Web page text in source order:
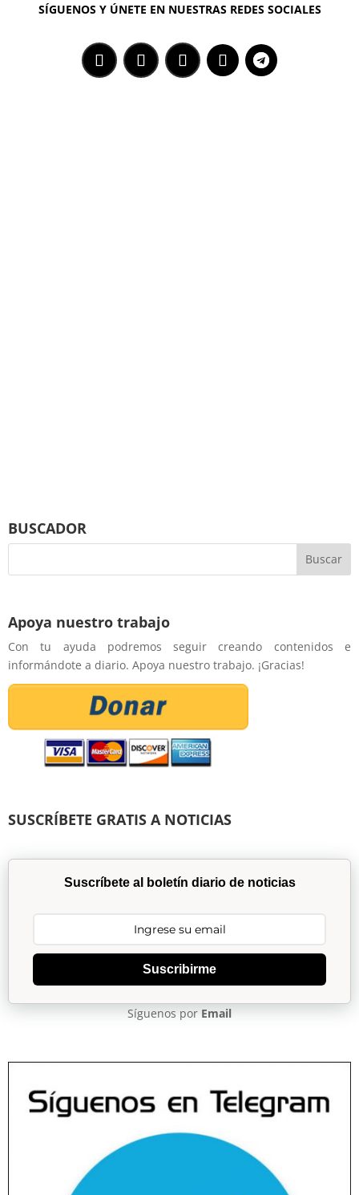
SÍGUENOS Y ÚNETE EN NUESTRAS REDES SOCIALES
BUSCADOR
Apoya nuestro trabajo
Con tu ayuda podremos seguir creando contenidos e
informándote a diario. Apoya nuestro trabajo. ¡Gracias!
SUSCRÍBETE GRATIS A NOTICIAS
Suscríbete al boletín diario de noticias
Suscribirme
Síguenos por Email